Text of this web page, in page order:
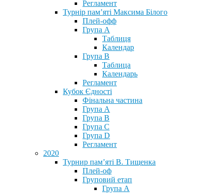
Регламент
Турнір пам’яті Максима Білого
Плей-офф
Група А
Таблиця
Календар
Група В
Таблица
Календарь
Регламент
Кубок Єдності
Фінальна частина
Група А
Група В
Група С
Група D
Регламент
2020
Турнир пам’яті В. Тищенка
Плей-оф
Груповий етап
Група А